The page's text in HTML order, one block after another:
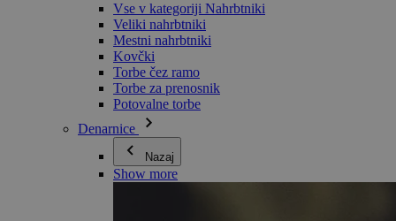
Vse v kategoriji Nahrbtniki
Veliki nahrbtniki
Mestni nahrbtniki
Kovčki
Torbe čez ramo
Torbe za prenosnik
Potovalne torbe
Denarnice
Nazaj
Show more